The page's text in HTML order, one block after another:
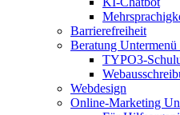
Barrierefreiheit
Beratung
TYPO3-
Webdesign
Online-Marketing